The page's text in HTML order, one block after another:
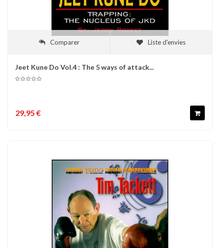
Comparer Liste d'envies
Jeet Kune Do Vol.4 : The 5 ways of attack...
29,95 €